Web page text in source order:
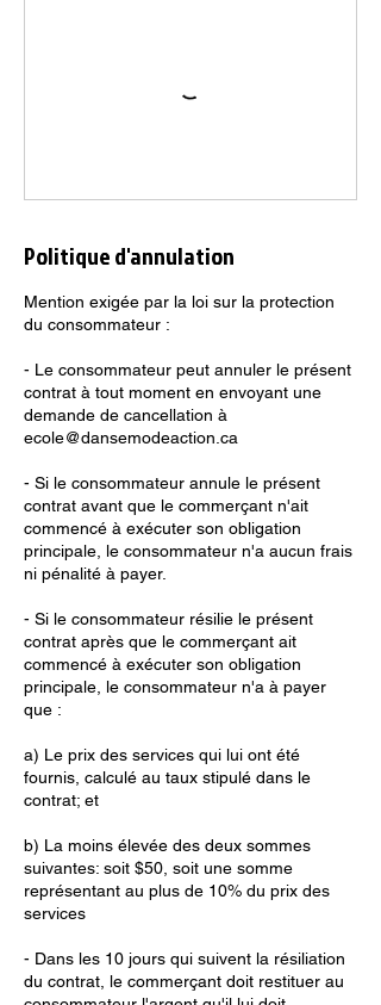
Politique d'annulation
Mention exigée par la loi sur la protection
du consommateur :
- Le consommateur peut annuler le présent
contrat à tout moment en envoyant une
demande de cancellation à
ecole@dansemodeaction.ca
- Si le consommateur annule le présent
contrat avant que le commerçant n'ait
commencé à exécuter son obligation
principale, le consommateur n'a aucun frais
ni pénalité à payer.
- Si le consommateur résilie le présent
contrat après que le commerçant ait
commencé à exécuter son obligation
principale, le consommateur n'a à payer
que :
a) Le prix des services qui lui ont été
fournis, calculé au taux stipulé dans le
contrat; et
b) La moins élevée des deux sommes
suivantes: soit $50, soit une somme
représentant au plus de 10% du prix des
services
- Dans les 10 jours qui suivent la résiliation
du contrat, le commerçant doit restituer au